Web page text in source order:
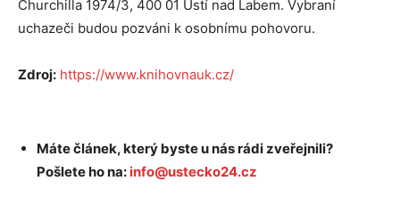
Churchilla 1974/3, 400 01 Ústí nad Labem. Vybraní
uchazeči budou pozváni k osobnímu pohovoru.
Zdroj: https://www.knihovnauk.cz/
Máte článek, který byste u nás rádi zveřejnili?
Pošlete ho na: info@ustecko24.cz